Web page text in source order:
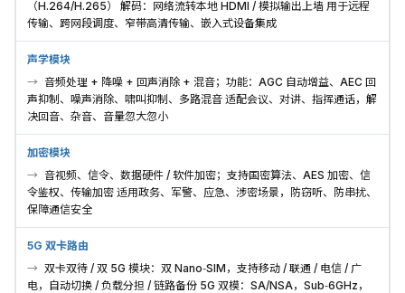
（H.264/H.265） 解码：网络流转本地 HDMI / 模拟输出上墙 用于远程
传输、跨网段调度、窄带高清传输、嵌入式设备集成
声学模块
音频处理 + 降噪 + 回声消除 + 混音；功能：AGC 自动增益、AEC 回
声抑制、噪声消除、啸叫抑制、多路混音 适配会议、对讲、指挥通话，解
决回音、杂音、音量忽大忽小
加密模块
音视频、信令、数据硬件 / 软件加密；支持国密算法、AES 加密、信
令鉴权、传输加密 适用政务、军警、应急、涉密场景，防窃听、防串扰、
保障通信安全
5G 双卡路由
双卡双待 / 双 5G 模块：双 Nano‑SIM，支持移动 / 联通 / 电信 / 广
电，自动切换 / 负载分担 / 链路备份 5G 双模：SA/NSA，Sub‑6GHz，